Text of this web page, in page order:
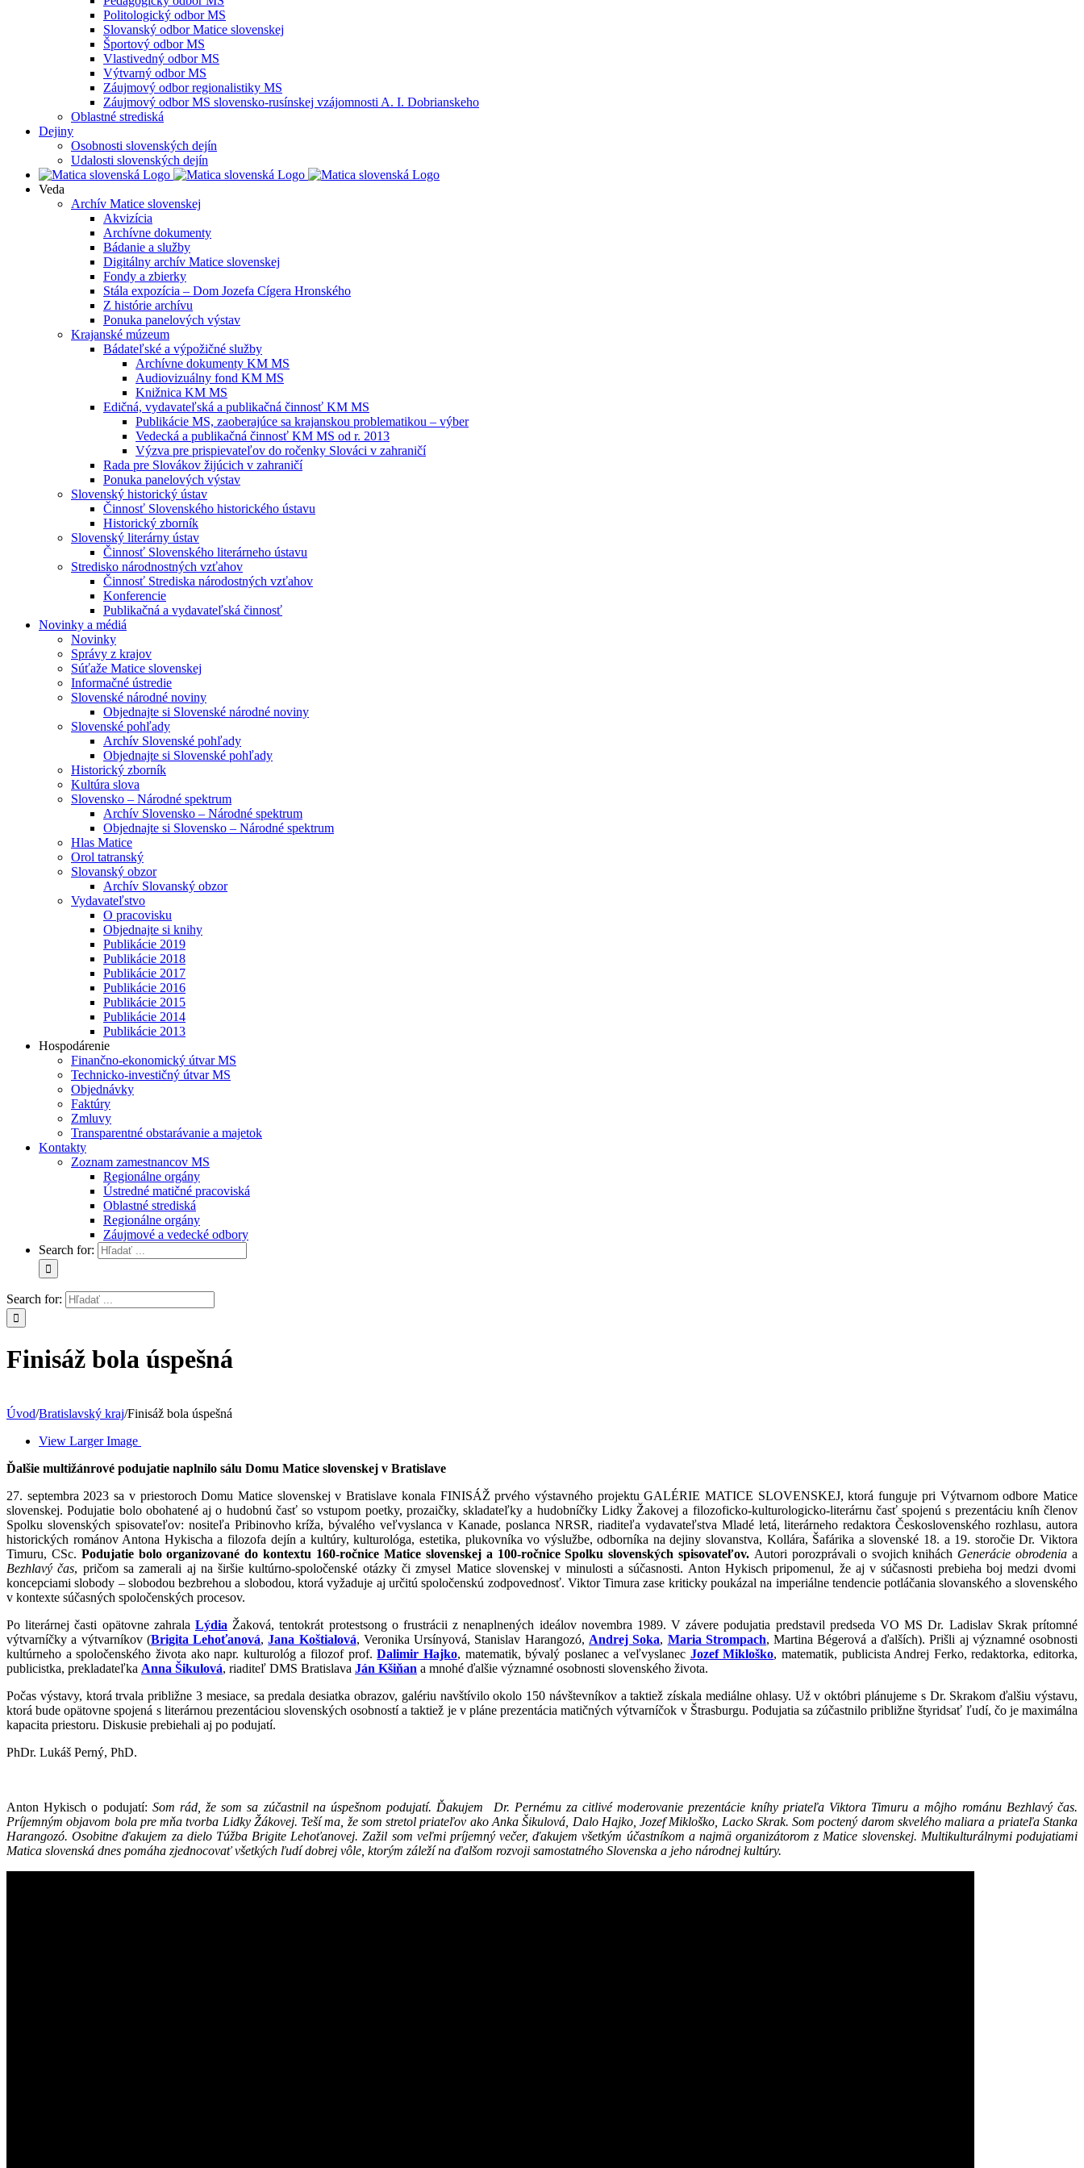
Politologický odbor MS
Slovanský odbor Matice slovenskej
Športový odbor MS
Vlastivedný odbor MS
Výtvarný odbor MS
Záujmový odbor regionalistiky MS
Záujmový odbor MS slovensko-rusínskej vzájomnosti A. I. Dobrianskeho
Oblastné strediská
Dejiny
Osobnosti slovenských dejín
Udalosti slovenských dejín
Veda
Archív Matice slovenskej
Akvizícia
Archívne dokumenty
Bádanie a služby
Digitálny archív Matice slovenskej
Fondy a zbierky
Stála expozícia – Dom Jozefa Cígera Hronského
Z histórie archívu
Ponuka panelových výstav
Krajanské múzeum
Bádateľské a výpožičné služby
Archívne dokumenty KM MS
Audiovizuálny fond KM MS
Knižnica KM MS
Edičná, vydavateľská a publikačná činnosť KM MS
Publikácie MS, zaoberajúce sa krajanskou problematikou – výber
Vedecká a publikačná činnosť KM MS od r. 2013
Výzva pre prispievateľov do ročenky Slováci v zahraničí
Rada pre Slovákov žijúcich v zahraničí
Ponuka panelových výstav
Slovenský historický ústav
Činnosť Slovenského historického ústavu
Historický zborník
Slovenský literárny ústav
Činnosť Slovenského literárneho ústavu
Stredisko národnostných vzťahov
Činnosť Strediska národostných vzťahov
Konferencie
Publikačná a vydavateľská činnosť
Novinky a médiá
Novinky
Správy z krajov
Súťaže Matice slovenskej
Informačné ústredie
Slovenské národné noviny
Objednajte si Slovenské národné noviny
Slovenské pohľady
Archív Slovenské pohľady
Objednajte si Slovenské pohľady
Historický zborník
Kultúra slova
Slovensko – Národné spektrum
Archív Slovensko – Národné spektrum
Objednajte si Slovensko – Národné spektrum
Hlas Matice
Orol tatranský
Slovanský obzor
Archív Slovanský obzor
Vydavateľstvo
O pracovisku
Objednajte si knihy
Publikácie 2019
Publikácie 2018
Publikácie 2017
Publikácie 2016
Publikácie 2015
Publikácie 2014
Publikácie 2013
Hospodárenie
Finančno-ekonomický útvar MS
Technicko-investičný útvar MS
Objednávky
Faktúry
Zmluvy
Transparentné obstarávanie a majetok
Kontakty
Zoznam zamestnancov MS
Regionálne orgány
Ústredné matičné pracoviská
Oblastné strediská
Regionálne orgány
Záujmové a vedecké odbory
Search for:
Search for:
Finisáž bola úspešná
Úvod/Bratislavský kraj/Finisáž bola úspešná
View Larger Image
Ďalšie multižánrové podujatie naplnilo sálu Domu Matice slovenskej v Bratislave
27. septembra 2023 sa v priestoroch Domu Matice slovenskej v Bratislave konala FINISÁŽ prvého výstavného projektu GALÉRIE MATICE SLOVENSKEJ, ktorá funguje pri Výtvarnom odbore Matice
slovenskej. Podujatie bolo obohatené aj o hudobnú časť so vstupom poetky, prozaičky, skladateľky a hudobníčky Lidky Žakovej a filozoficko-kulturologicko-literárnu časť spojenú s prezentáciu kníh členov
Spolku slovenských spisovateľov: nositeľa Pribinovho kríža, bývalého veľvyslanca v Kanade, poslanca NRSR, riaditeľa vydavateľstva Mladé letá, literárneho redaktora Československého rozhlasu, autora
historických románov Antona Hykischa a filozofa dejín a kultúry, kulturológa, estetika, plukovníka vo výslužbe, odborníka na dejiny slovanstva, Kollára, Šafárika a slovenské 18. a 19. storočie Dr. Viktora
Timuru, CSc. Podujatie bolo organizované do kontextu 160-ročnice Matice slovenskej a 100-ročnice Spolku slovenských spisovateľov. Autori porozprávali o svojich knihách Generácie obrodenia a
Bezhlavýčas, pričom sa zamerali aj na širšie kultúrno-spoločenské otázky či zmysel Matice slovenskej v minulosti a súčasnosti. Anton Hykisch pripomenul, že aj v súčasnosti prebieha boj medzi dvomi
koncepciami slobody – slobodou bezbrehou a slobodou, ktorá vyžaduje aj určitú spoločenskú zodpovednosť. Viktor Timura zase kriticky poukázal na imperiálne tendencie potláčania slovanského a slovenského
v kontexte súčasných spoločenských procesov.
Po literárnej časti opätovne zahrala Lýdia Žaková, tentokrát protestsong o frustrácii z nenaplnených ideálov novembra 1989. V závere podujatia predstavil predseda VO MS Dr. Ladislav Skrak prítomné
výtvarníčky a výtvarníkov (Brigita Lehoťanová,Jana Koštialová, Veronika Ursínyová, Stanislav Harangozó, Andrej Soka, Maria Strompach, Martina Bégerová a ďalších). Prišli aj významné osobnosti
kultúrneho a spoločenského života ako napr. kulturológ a filozof prof.Dalimir Hajko, matematik, bývalý poslanec a veľvyslanec Jozef Mikloško, matematik, publicista Andrej Ferko, redaktorka, editorka,
publicistka, prekladateľka Anna Šikulová, riaditeľ DMS Bratislava Ján Kšiňan a mnohé ďalšie významné osobnosti slovenského života.
Počas výstavy, ktorá trvala približne 3 mesiace, sa predala desiatka obrazov, galériu navštívilo okolo 150 návštevníkov a taktiež získala mediálne ohlasy. Už v októbri plánujeme s Dr. Skrakom ďalšiu výstavu,
ktorá bude opätovne spojená s literárnou prezentáciou slovenských osobností a taktiež je v pláne prezentácia matičných výtvarníčok v Štrasburgu. Podujatia sa zúčastnilo približne štyridsať ľudí, čo je maximálna
kapacita priestoru. Diskusie prebiehali aj po podujatí.
PhDr. Lukáš Perný, PhD.
Anton Hykisch o podujatí: Som rád, že som sa zúčastnil na úspešnom podujatí. Ďakujem Dr. Pernému za citlivé moderovanie prezentácie kníhy priateľa Viktora Timuru a môjho románu Bezhlavý čas.
Príjemným objavom bola pre mňa tvorba Lidky Žákovej. Teší ma, že som stretol priateľov ako Anka Šikulová, Dalo Hajko, Jozef Mikloško, Lacko Skrak. Som poctený darom skvelého maliara a priateľa Stanka
Harangozó. Osobitne ďakujem za dielo Túžba Brigite Lehoťanovej. Zažil som veľmi príjemný večer, ďakujem všetkým účastníkom a najmä organizátorom z Matice slovenskej. Multikulturálnymi podujatiami
Matica slovenská dnes pomáha zjednocovať všetkých ľudí dobrej vôle, ktorým záleží na ďalšom rozvoji samostatného Slovenska a jeho národnej kultúry.